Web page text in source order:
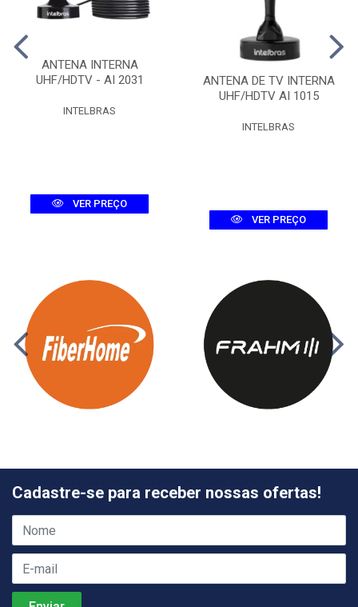
ANTENA INTERNA
UHF/HDTV - AI 2031
INTELBRAS
VER PREÇO
ANTENA DE TV INTERNA
UHF/HDTV AI 1015
INTELBRAS
VER PREÇO
Cadastre-se para receber nossas ofertas!